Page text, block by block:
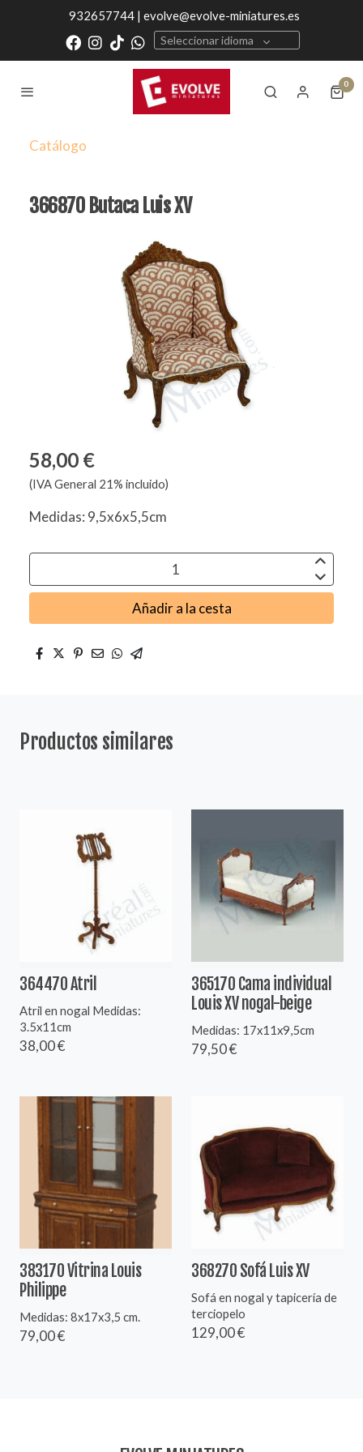
932657744 | evolve@evolve-miniatures.es
Seleccionar idioma
0
Catálogo
366870 Butaca Luis XV
58,00 €
(IVA General 21% incluido)
Medidas: 9,5x6x5,5cm
Añadir a la cesta
Productos similares
364470 Atril
Atril en nogal Medidas:
3.5x11cm
38,00 €
365170 Cama individual
Louis XV nogal-beige
Medidas: 17x11x9,5cm
79,50 €
383170 Vitrina Louis
Philippe
Medidas: 8x17x3,5 cm.
79,00 €
368270 Sofá Luis XV
Sofá en nogal y tapicería de
terciopelo
129,00 €